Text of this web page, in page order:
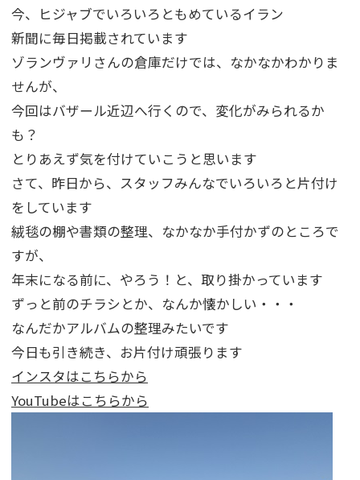
今、ヒジャブでいろいろともめているイラン
新聞に毎日掲載されています
ゾランヴァリさんの倉庫だけでは、なかなかわかりま
せんが、
今回はバザール近辺へ行くので、変化がみられるか
も？
とりあえず気を付けていこうと思います
さて、昨日から、スタッフみんなでいろいろと片付け
をしています
絨毯の棚や書類の整理、なかなか手付かずのところで
すが、
年末になる前に、やろう！と、取り掛かっています
ずっと前のチラシとか、なんか懐かしい・・・
なんだかアルバムの整理みたいです
今日も引き続き、お片付け頑張ります
インスタはこちらから
YouTubeはこちらから